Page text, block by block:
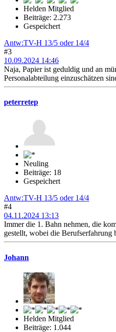
Helden Mitglied
Beiträge: 2.273
Gespeichert
Antw:TV-H 13/5 oder 14/4
#3
10.09.2024 14:46
Naja, Papier ist geduldig und an
Personalabteilung einzuschätzen
peterretep
Neuling
Beiträge: 18
Gespeichert
Antw:TV-H 13/5 oder 14/4
#4
04.11.2024 13:13
Immer die 1. Bahn nehmen, die
gestellt, wobei die Berufserfahrung
Johann
Helden Mitglied
Beiträge: 1.044